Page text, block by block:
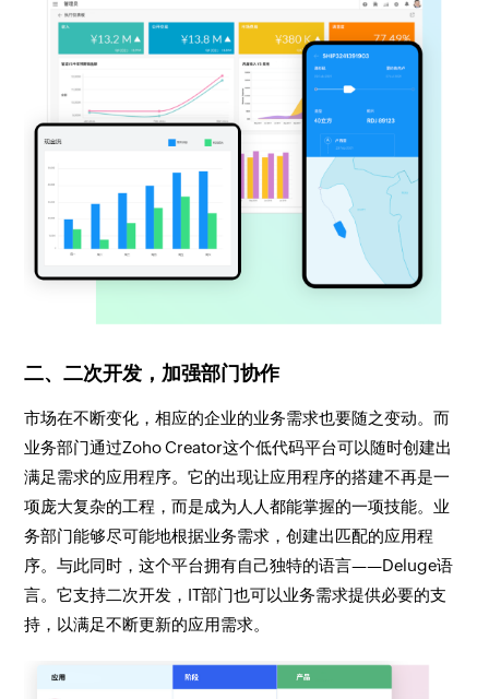
二、二次开发，加强部门协作
市场在不断变化，相应的企业的业务需求也要随之变动。而
业务部门通过Zoho Creator这个低代码平台可以随时创建出
满足需求的应用程序。它的出现让应用程序的搭建不再是一
项庞大复杂的工程，而是成为人人都能掌握的一项技能。业
务部门能够尽可能地根据业务需求，创建出匹配的应用程
序。与此同时，这个平台拥有自己独特的语言——Deluge语
言。它支持二次开发，IT部门也可以业务需求提供必要的支
持，以满足不断更新的应用需求。